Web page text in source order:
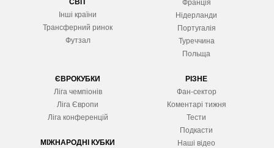
СВІТ
Інші країни
Трансферний ринок
Футзал
Франція
Нідерланди
Португалія
Туреччина
Польща
ЄВРОКУБКИ
Ліга чемпіонів
Ліга Європи
Ліга конференцій
МІЖНАРОДНІ КУБКИ
РІЗНЕ
Фан-сектор
Коментарі тижня
Тести
Подкасти
Наші відео